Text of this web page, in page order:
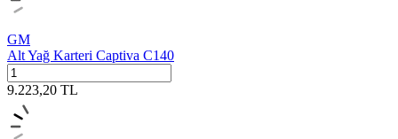
GM
Alt Yağ Karteri Captiva C140
9.223,20 TL